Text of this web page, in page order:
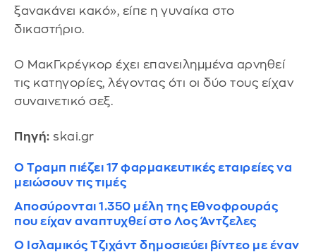
ξανακάνει κακό», είπε η γυναίκα στο
δικαστήριο.
Ο ΜακΓκρέγκορ έχει επανειλημμένα αρνηθεί
τις κατηγορίες, λέγοντας ότι οι δύο τους είχαν
συναινετικό σεξ.
Πηγή: skai.gr
Ο Τραμπ πιέζει 17 φαρμακευτικές εταιρείες να
μειώσουν τις τιμές
Αποσύρονται 1.350 μέλη της Εθνοφρουράς
που είχαν αναπτυχθεί στο Λος Άντζελες
Ο Ισλαμικός Τζιχάντ δημοσιεύει βίντεο με έναν